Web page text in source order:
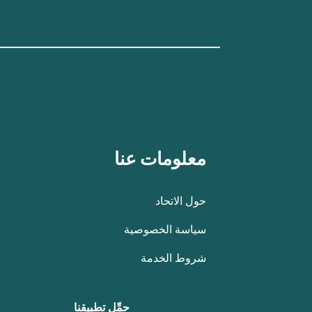
معلومات عنا
حول الاتحاد
سياسة الخصوصية
شروط الخدمة
حمِّل تطبيقنا